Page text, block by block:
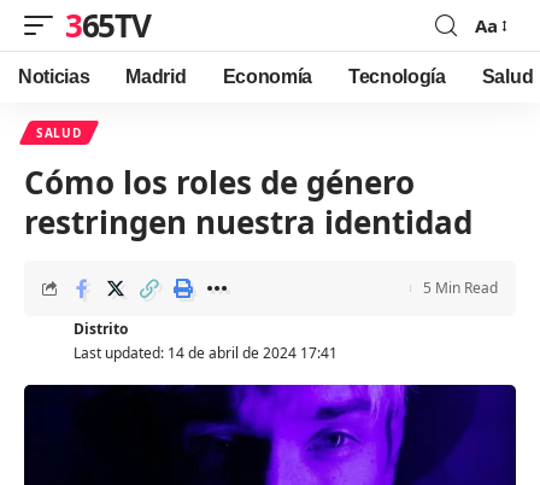
365TV
Font
Resizer
Aa
Noticias Madrid Economía Tecnología Salud
SALUD
Cómo los roles de género
restringen nuestra identidad
Last updated: 14 de abril de 2024 17:41
Distrito
5 Min Read